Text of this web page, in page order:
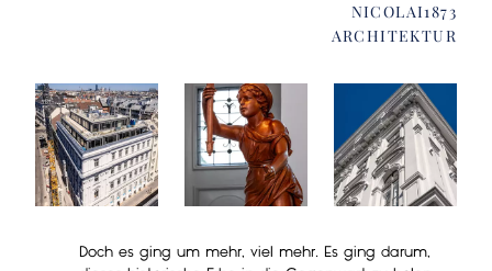
NICOLAI1873
ARCHITEKTUR
Doch es ging um mehr, viel mehr. Es ging darum,